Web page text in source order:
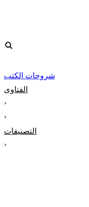
شروحات الكتب
الفتاوى
‹
‹
التصنيفات
‹